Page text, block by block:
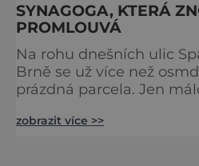
SYNAGOGA, KTERÁ
PROMLOUVÁ
Na rohu dnešních ulic
Brně se už více než
prázdná parcela. Jen
z největších synagog v
zobrazit více >>